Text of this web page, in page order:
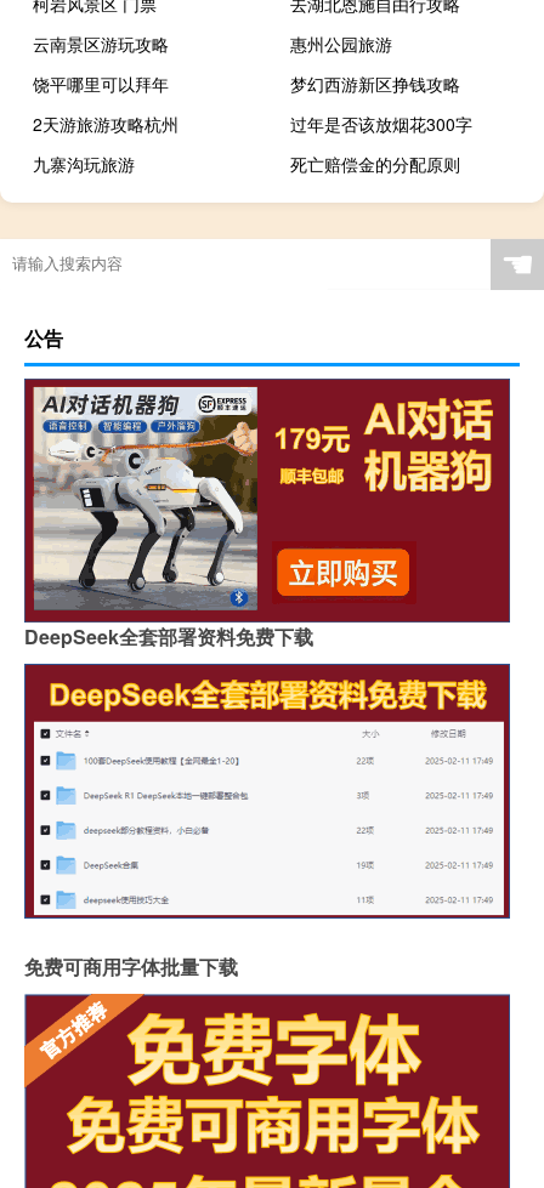
云南景区游玩攻略
惠州公园旅游
饶平哪里可以拜年
梦幻西游新区挣钱攻略
2天游旅游攻略杭州
过年是否该放烟花300字
九寨沟玩旅游
死亡赔偿金的分配原则
☚
公告
DeepSeek全套部署资料免费下载
免费可商用字体批量下载